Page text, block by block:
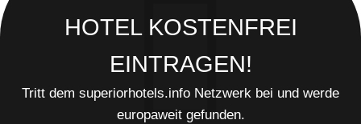
HOTEL KOSTENFREI
EINTRAGEN!
Tritt dem superiorhotels.info Netzwerk bei und werde
europaweit gefunden.